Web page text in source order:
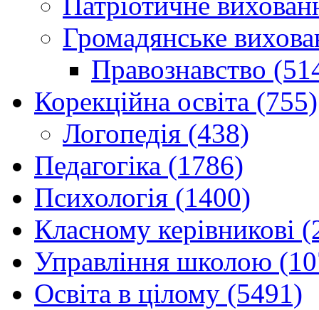
Громадянське
Правознавство
Корекційна освіта (755)
Логопедія (438)
Педагогіка (1786)
Психологія (1400)
Класному керівникові
Управління школою
Освіта в цілому (5491)